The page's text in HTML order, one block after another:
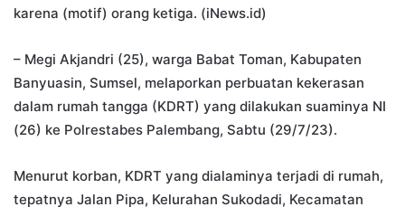
karena (motif) orang ketiga. (iNews.id)
– Megi Akjandri (25), warga Babat Toman, Kabupaten
Banyuasin, Sumsel, melaporkan perbuatan kekerasan
dalam rumah tangga (KDRT) yang dilakukan suaminya NI
(26) ke Polrestabes Palembang, Sabtu (29/7/23).
Menurut korban, KDRT yang dialaminya terjadi di rumah,
tepatnya Jalan Pipa, Kelurahan Sukodadi, Kecamatan